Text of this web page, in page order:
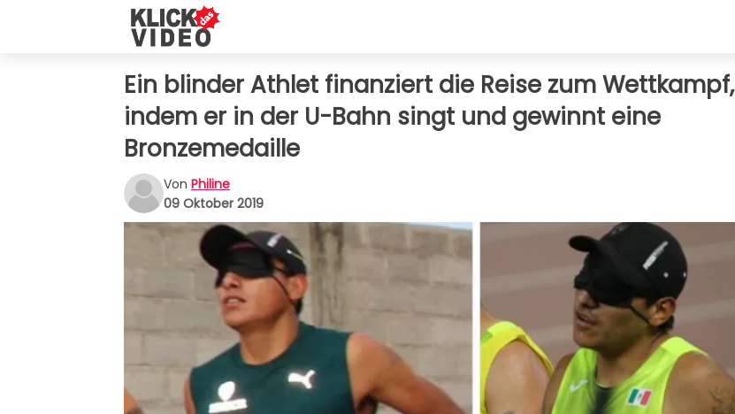
Ein blinder Athlet finanziert die Reise zum Wettkampf,
indem er in der U-Bahn singt und gewinnt eine
Bronzemedaille
Von Philine
09 Oktober 2019